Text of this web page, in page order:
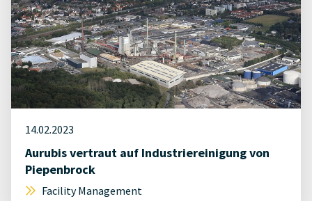
14.02.2023
Aurubis vertraut auf Industriereinigung von
Piepenbrock
Facility Management